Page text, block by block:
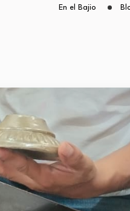
En el Bajio